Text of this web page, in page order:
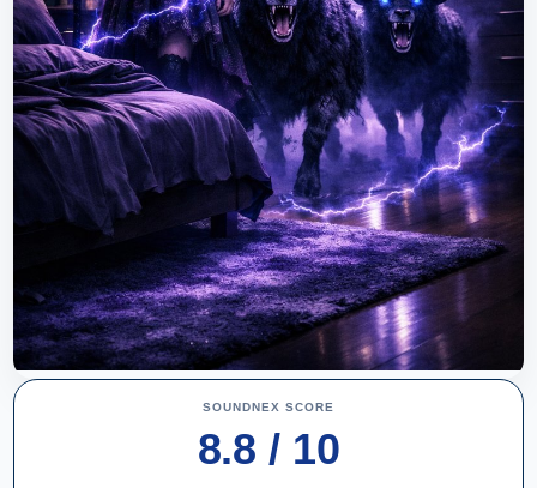
SOUNDNEX SCORE
8.8 / 10